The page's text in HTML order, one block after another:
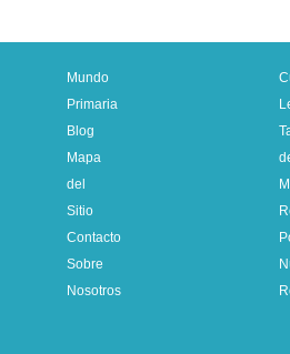
Mundo
Primaria
Blog
Mapa
del
Sitio
Contacto
Sobre
Nosotros